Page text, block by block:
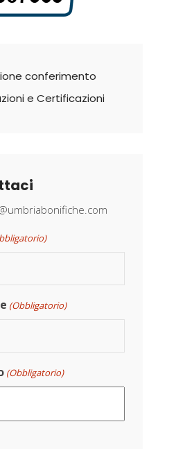
conferimento
e Certificazioni
(Obbligatorio)
(Obbligatorio)